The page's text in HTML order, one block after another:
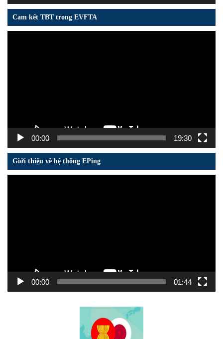
Cam kết TBT trong EVFTA
00:00 19:30
Giới thiệu về hệ thống EPing
00:00 01:44